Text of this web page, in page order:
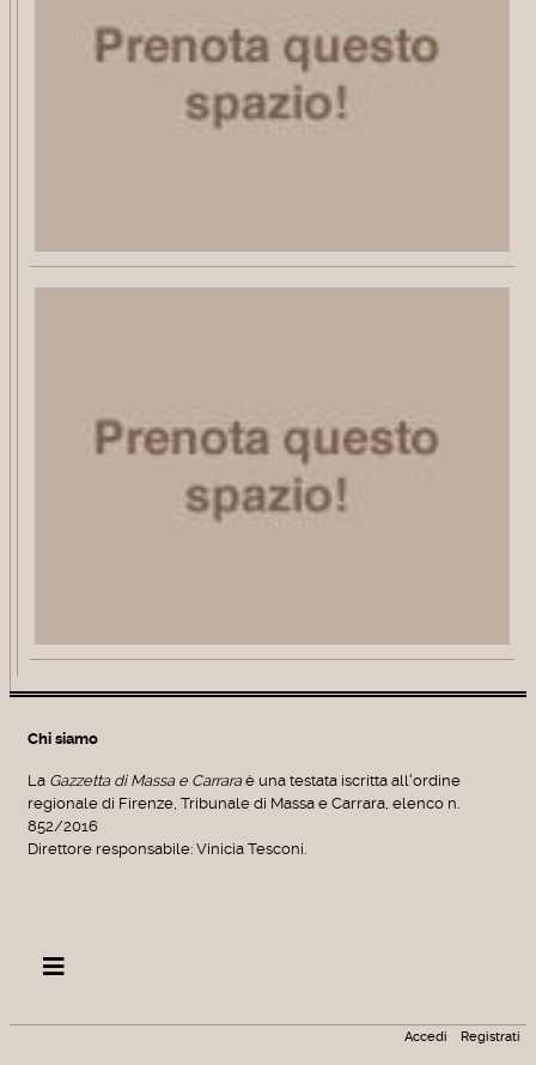
Chi siamo
La Gazzetta di Massa e Carraraè una testata iscritta all'ordine
regionale di Firenze, Tribunale di Massa e Carrara, elenco n.
852/2016
Direttore responsabile: Vinicia Tesconi.
Accedi Registrati